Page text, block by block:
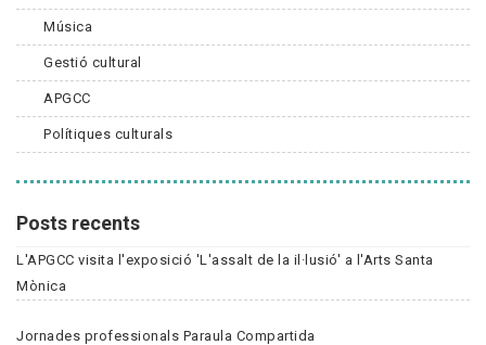
Música
Gestió cultural
APGCC
Polítiques culturals
Posts recents
L'APGCC visita l'exposició 'L'assalt de la il·lusió' a l'Arts Santa
Mònica
Jornades professionals Paraula Compartida